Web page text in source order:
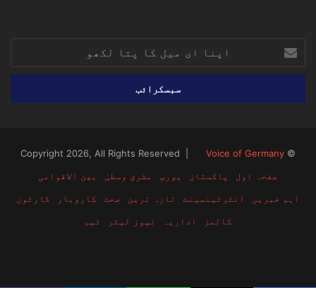
ای
میل
پتا
© Copyright 2026, All Rights Reserved |
Voice of Germany
صفحہ اول
پاکستان یورپ مشرق وسطیٰ
بین الاقوامی
اہم خبریں
انٹرٹینمینٹ تازہ ترین صحت کاروبار
کارٹون
کالمز
اداریہ نیوز لیٹر ٹیم